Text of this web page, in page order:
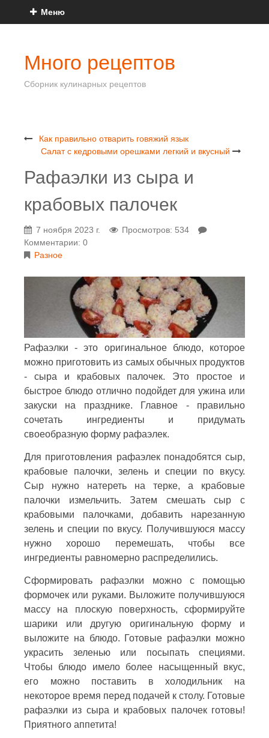
Меню
Много рецептов
Сборник кулинарных рецептов
Как правильно отварить говяжий язык
Салат с кедровыми орешками легкий и вкусный
Рафаэлки из сыра и
крабовых палочек
7 ноября 2023 г.
Просмотров: 534
Комментарии: 0
Разное
Рафаэлки - это оригинальное блюдо, которое
можно приготовить из самых обычных продуктов
- сыра и крабовых палочек. Это простое и
быстрое блюдо отлично подойдет для ужина или
закуски на празднике. Главное - правильно
сочетать ингредиенты и придумать
своеобразную форму рафаэлек.
Для приготовления рафаэлек понадобятся сыр,
крабовые палочки, зелень и специи по вкусу.
Сыр нужно натереть на терке, а крабовые
палочки измельчить. Затем смешать сыр с
крабовыми палочками, добавить нарезанную
зелень и специи по вкусу. Получившуюся массу
нужно хорошо перемешать, чтобы все
ингредиенты равномерно распределились.
Сформировать рафаэлки можно с помощью
формочек или руками. Выложите получившуюся
массу на плоскую поверхность, сформируйте
шарики или другую оригинальную форму и
выложите на блюдо. Готовые рафаэлки можно
украсить зеленью или посыпать специями.
Чтобы блюдо имело более насыщенный вкус,
его можно поставить в холодильник на
некоторое время перед подачей к столу. Готовые
рафаэлки из сыра и крабовых палочек готовы!
Приятного аппетита!